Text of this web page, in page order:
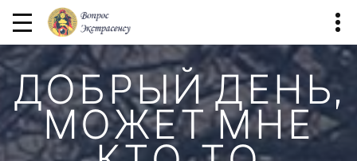
ДОБРЫЙ ДЕНЬ,
МОЖЕТ МНЕ